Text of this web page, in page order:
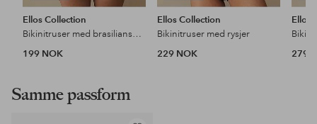
Ellos Collection
Bikinitruser med brasiliansk snitt
199 NOK
Ellos Collection
Bikinitruser med rysjer
229 NOK
Ellos
279
Samme passform